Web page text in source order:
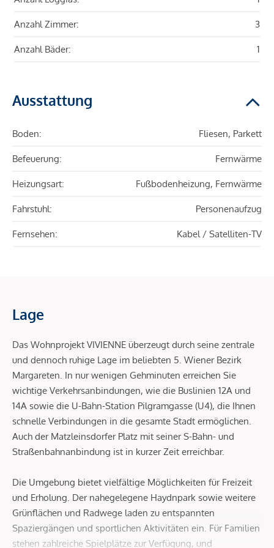
Anzahl Zimmer: 3
Anzahl Bäder: 1
Ausstattung
Boden: Fliesen, Parkett
Befeuerung: Fernwärme
Heizungsart: Fußbodenheizung, Fernwärme
Fahrstuhl: Personenaufzug
Fernsehen: Kabel / Satelliten-TV
Lage
Das Wohnprojekt VIVIENNE überzeugt durch seine zentrale
und dennoch ruhige Lage im beliebten 5. Wiener Bezirk
Margareten. In nur wenigen Gehminuten erreichen Sie
wichtige Verkehrsanbindungen, wie die Buslinien 12A und
14A sowie die U-Bahn-Station Pilgramgasse (U4), die Ihnen
schnelle Verbindungen in die gesamte Stadt ermöglichen.
Auch der Matzleinsdorfer Platz mit seiner S-Bahn- und
Straßenbahnanbindung ist in kurzer Zeit erreichbar.
Die Umgebung bietet vielfältige Möglichkeiten für Freizeit
und Erholung. Der nahegelegene Haydnpark sowie weitere
Grünflächen und Radwege laden zu entspannten
Spaziergängen und sportlichen Aktivitäten ein. Für Familien
stehen zahlreiche Spielplätze zur Verfügung, und